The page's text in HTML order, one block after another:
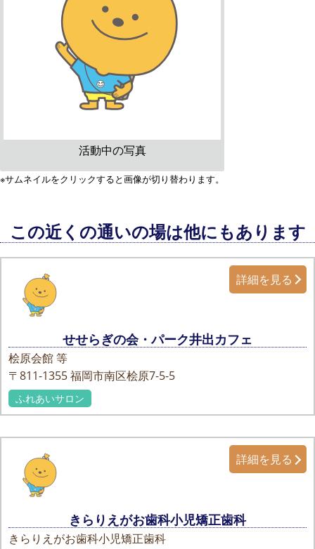
活動中の写真
※サムネイルをクリックすると画像が切り替わります。
この近くの通いの場は他にもあります
せせらぎの会・パーク井出カフェ
桧原会館 等
〒811-1355福岡市南区桧原7-5-5
詳細を見る
ふれあいサロン
きらりえがお歯科小児矯正歯科
きらりえがお歯科小児矯正歯科
詳細を見る